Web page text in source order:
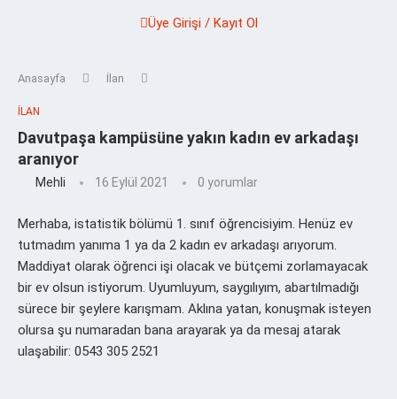
Üye Girişi / Kayıt Ol
Anasayfa İlan
İLAN
Davutpaşa kampüsüne yakın kadın ev arkadaşı
aranıyor
Mehli 16 Eylül 2021 0 yorumlar
Merhaba, istatistik bölümü 1. sınıf öğrencisiyim. Henüz ev
tutmadım yanıma 1 ya da 2 kadın ev arkadaşı arıyorum.
Maddiyat olarak öğrenci işi olacak ve bütçemi zorlamayacak
bir ev olsun istiyorum. Uyumluyum, saygılıyım, abartılmadığı
sürece bir şeylere karışmam. Aklına yatan, konuşmak isteyen
olursa şu numaradan bana arayarak ya da mesaj atarak
ulaşabilir: 0543 305 2521